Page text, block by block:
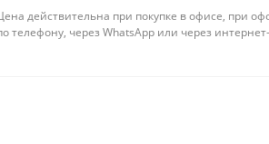
действительна при покупке в офисе, при
телефону, через WhatsApp или через